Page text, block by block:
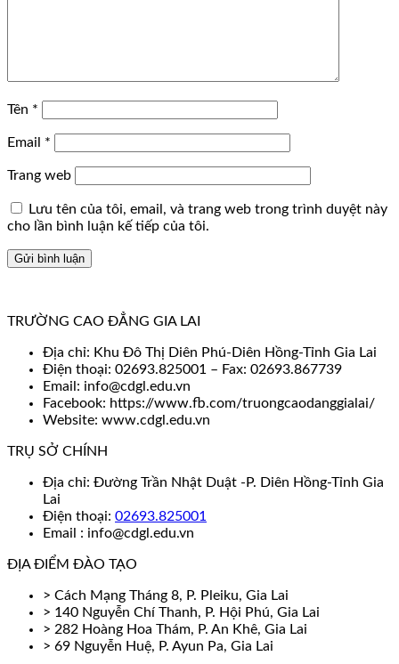
Tên *
Email *
Trang web
Lưu tên của tôi, email, và trang web trong trình duyệt này
cho lần bình luận kế tiếp của tôi.
TRƯỜNG CAO ĐẲNG GIA LAI
Địa chỉ: Khu Đô Thị Diên Phú-Diên Hồng-Tỉnh Gia Lai
Điện thoại: 02693.825001 – Fax: 02693.867739
Email: info@cdgl.edu.vn
Facebook: https://www.fb.com/truongcaodanggialai/
Website: www.cdgl.edu.vn
TRỤ SỞ CHÍNH
Địa chỉ: Đường Trần Nhật Duật -P. Diên Hồng-Tỉnh Gia
Lai
Điện thoại: 02693.825001
Email : info@cdgl.edu.vn
ĐỊA ĐIỂM ĐÀO TẠO
> Cách Mạng Tháng 8, P. Pleiku, Gia Lai
> 140 Nguyễn Chí Thanh, P. Hội Phú, Gia Lai
> 282 Hoàng Hoa Thám, P. An Khê, Gia Lai
> 69 Nguyễn Huệ, P. Ayun Pa, Gia Lai